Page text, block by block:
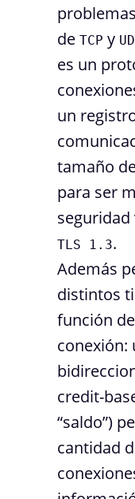
de TCP y
es un
un
tamaño
para ser
TLS 1.3.
Además
distintos
función
conexión:
credit-
“saldo”)
cantidad